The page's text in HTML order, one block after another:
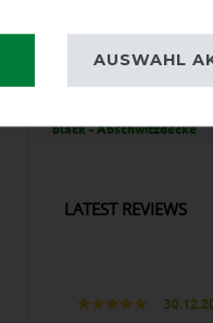
black - Abschwitzdecke
LATEST REVIEWS
AUSWAHL